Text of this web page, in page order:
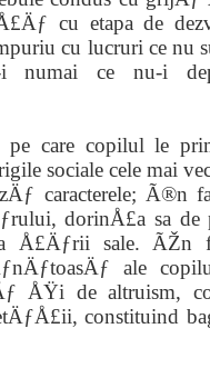
cu etapa de
cu lucruri ce nu
numai ce nu-i
pe care copilul le
sociale cele mai
caracterele; Ã®n
dorinÅ£a sa de
sale. ÃŽn
ale
ÅŸi de altruism,
constituind